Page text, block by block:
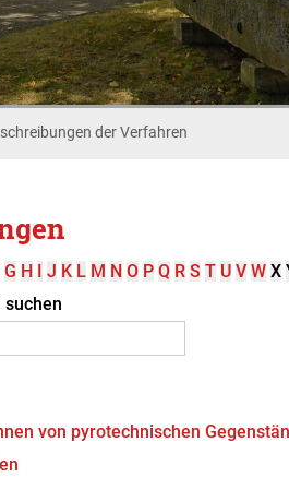
der Verfahren
G H I J K L M N O P Q R S T U V W X
suchen
von pyrotechnischen